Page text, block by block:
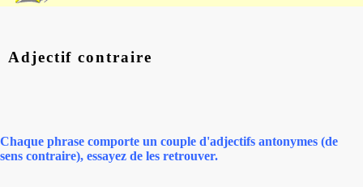
Adjectif contraire
Chaque phrase comporte un couple d'adjectifs antonymes (de
sens contraire), essayez de les retrouver.